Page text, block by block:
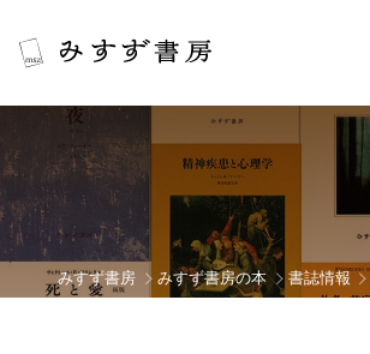
みすず書房 みすず書房の本 書誌情報